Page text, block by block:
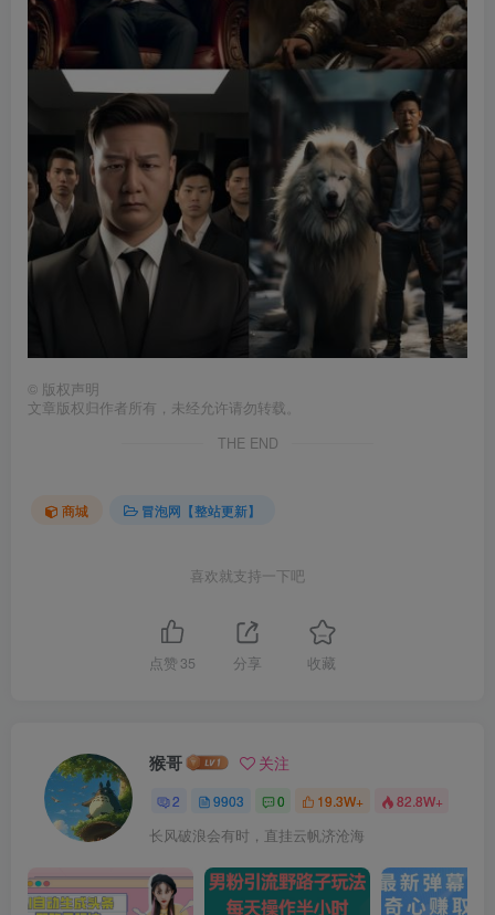
© 版权声明
文章版权归作者所有，未经允许请勿转载。
THE END
商城 冒泡网【整站更新】
喜欢就支持一下吧
点赞 35 分享 收藏
猴哥 关注
2 9903 0 19.3W+ 82.8W+
长风破浪会有时，直挂云帆济沧海